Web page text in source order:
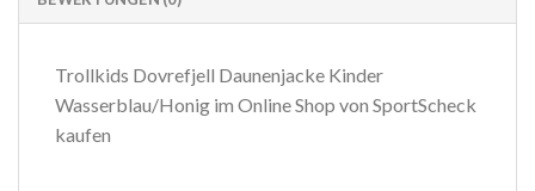
Trollkids Dovrefjell Daunenjacke Kinder
Wasserblau/Honig im Online Shop von SportScheck
kaufen